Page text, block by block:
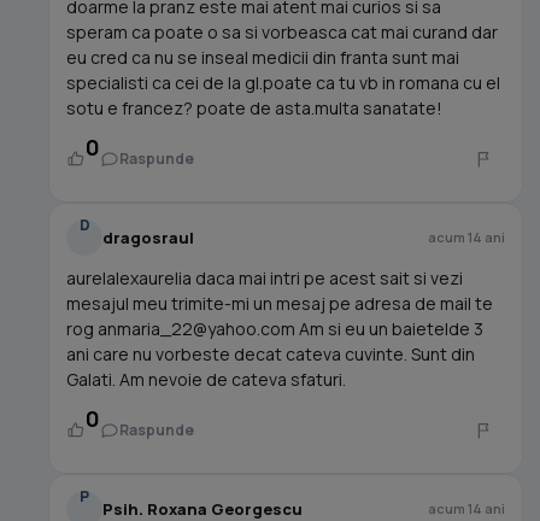
doarme la pranz este mai atent mai curios si sa
speram ca poate o sa si vorbeasca cat mai curand dar
eu cred ca nu se inseal medicii din franta sunt mai
specialisti ca cei de la gl.poate ca tu vb in romana cu el
sotu e francez? poate de asta.multa sanatate!
0 Raspunde
D
dragosraul acum 14 ani
aurelalexaurelia daca mai intri pe acest sait si vezi
mesajul meu trimite-mi un mesaj pe adresa de mail te
rog anmaria_22@yahoo.com Am si eu un baietelde 3
ani care nu vorbeste decat cateva cuvinte. Sunt din
Galati. Am nevoie de cateva sfaturi.
0 Raspunde
P
Psih. Roxana Georgescu acum 14 ani